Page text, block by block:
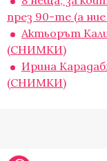
през 90-те (а
Актьорът
(СНИМКИ)
Ирина
(СНИМКИ)